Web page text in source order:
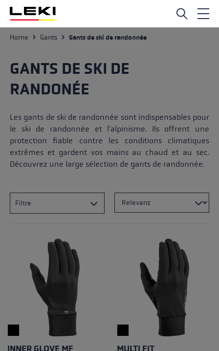
Passer au contenu principal
Home Gants Gants de ski de randonnée
GANTS DE SKI DE
RANDONÉE
Les gants de ski de randonnée sont indispensables pour
le ski de randonnée et l'alpinisme. Ils offrent une
protection fiable contre les conditions climatiques
extrêmes et gardent vos mains au chaud et au sec.
Découvrez une large sélection de gants de randonnée.
Filtre
INNER GLOVE MF
MULTI FIT